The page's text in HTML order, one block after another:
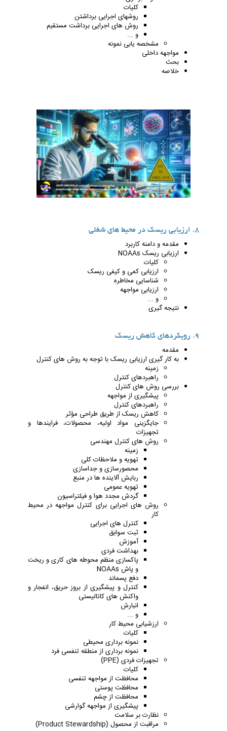
کلیات
روشهای اجرایی برداشتن
روش های اجرایی برداشت مستقیم
و ...
مشخصه یابی نمونه
مواجهه داخلی
بحث
خلاصه
8. ارزیابی ریسک در محیط های شغلی
مقدمه و دامنه کاربرد
ارزیابی ریسک NOAAs
کلیات
ارزیابی کمی و کیفی ریسک
شناسایی مخاطره
ارزیابی مواجهه
و ...
نتیجه گیری
9. رویکردهای کاهش ریسک
مقدمه
به کار گیری ارزیابی ریسک با توجه به روش های کنترل
زمینه
راهبردهای کنترل
بررسی روش های کنترل
پیشگیری از مواجهه
راهبردهای کنترل
کاهش ریسک از طریق طراحی مؤثر
جایگزینی مواد اولیه، محصولات، فرایندها و
تجهیزات
روش های کنترل مهندسی
زمینه
تهویه و ملاحظات کلی
محصورسازی و جداسازی
ربایش آلاینده ها در منبع
تهویه عمومی
گردش مجدد هوا و فیلتراسیون
روش های اجرایی برای کنترل مواجهه در محیط
کار
کنترل های اجرایی
ثبت سوابق
آموزش
بهداشت فردی
پاکسازی منظم محوطه های کاری و ریخت
و پاش NOAAs
دفع پسماند
کنترل و پیشگیری از بروز حریق، انفجار و
واکنش های کاتالیستی
انبارش
و ...
ارزشیابی محیط کار
کلیات
نمونه برداری محیطی
نمونه برداری از منطقه تنفسی فرد
تجهیزات فردی (PPE)
کلیات
محافظت از مواجهه تنفسی
محافظت پوستی
محافظت از چشم
پیشگیری از مواجهه گوارشی
نظارت بر سلامت
مراقبت از محصول (Product Stewardship)